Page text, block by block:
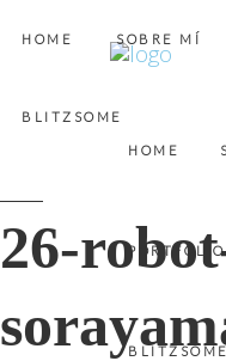
HOME
PORTFOLIO
BLITZSOME
HOME SOBRE MÍ
BLITZSOME
26-